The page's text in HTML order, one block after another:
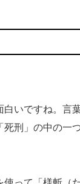
白いですね。言
死刑」の中の一